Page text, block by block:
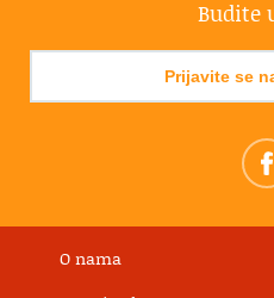
Budite
Prijavite se
O nama